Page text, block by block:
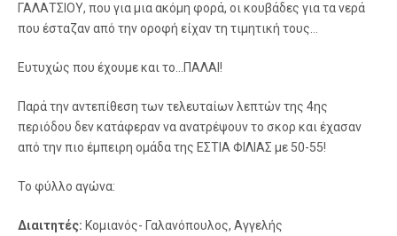
ΓΑΛΑΤΣΙΟΥ, που για μια ακόμη φορά, οι κουβάδες για τα νερά
που έσταζαν από την οροφή είχαν τη τιμητική τους…
Ευτυχώς που έχουμε και το…ΠΑΛΑΙ!
Παρά την αντεπίθεση των τελευταίων λεπτών της 4ης
περιόδου δεν κατάφεραν να ανατρέψουν το σκορ και έχασαν
από την πιο έμπειρη ομάδα της ΕΣΤΙΑ ΦΙΛΙΑΣ με 50-55!
Το φύλλο αγώνα:
Διαιτητές: Κομιανός- Γαλανόπουλος, Αγγελής